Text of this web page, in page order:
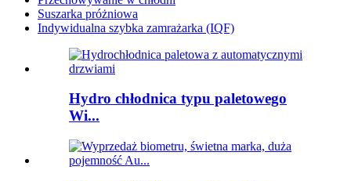
Suszarka próżniowa
Indywidualna szybka zamrażarka (IQF)
Hydro chłodnica typu paletowego
Wi...